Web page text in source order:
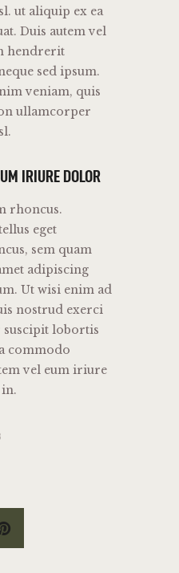
ut aliquip ex ea
Duis autem vel
hendrerit
sed ipsum.
veniam, quis
ullamcorper
IRIURE DOLOR
rhoncus.
eget
sem quam
adipiscing
Ut wisi enim ad
nostrud exerci
lobortis
commodo
vel eum iriure